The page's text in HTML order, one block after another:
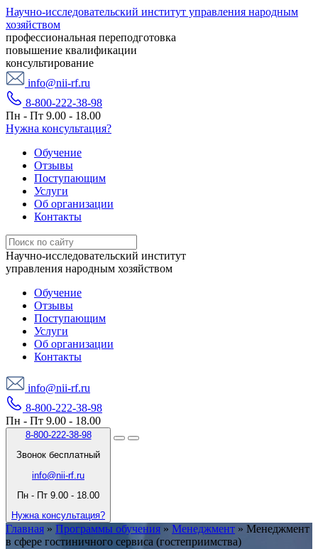
Научно-исследовательский институт управления народным
хозяйством
профессиональная переподготовка
повышение квалификации
консультирование
info@nii-rf.ru
8-800-222-38-98
Пн - Пт 9.00 - 18.00
Нужна консультация?
Обучение
Отзывы
Поступающим
Услуги
Об организации
Контакты
Научно-исследовательский институт
управления народным хозяйством
Обучение
Отзывы
Поступающим
Услуги
Об организации
Контакты
info@nii-rf.ru
8-800-222-38-98
Пн - Пт 9.00 - 18.00
8-800-222-38-98
Звонок бесплатный
info@nii-rf.ru
Пн - Пт 9.00 - 18.00
Нужна консультация?
Главная » Программы обучения » Менеджмент » Менеджмент
в сфере гостиничного сервиса (гостеприимства)